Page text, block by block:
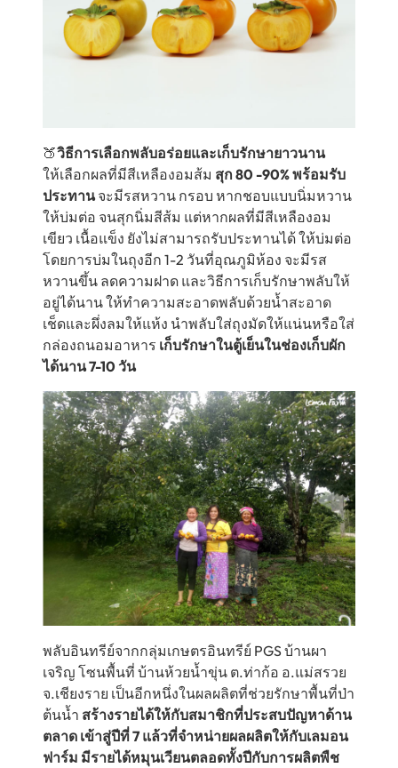
🍑วิธีการเลือกพลับอร่อยและเก็บรักษายาวนาน
ให้เลือกผลที่มีสีเหลืองอมส้ม สุก 80 -90% พร้อมรับ
ประทานจะมีรสหวาน กรอบ หากชอบแบบนิ่มหวาน
ให้บ่มต่อ จนสุกนิ่มสีส้ม แต่หากผลที่มีสีเหลืองอม
เขียว เนื้อแข็ง ยังไม่สามารถรับประทานได้ ให้บ่มต่อ
โดยการบ่มในถุงอีก 1-2 วันที่อุณภูมิห้อง จะมีรส
หวานขึ้น ลดความฝาด และวิธีการเก็บรักษาพลับให้
อยู่ได้นาน ให้ทำความสะอาดพลับด้วยน้ำสะอาด
เช็ดและผึ่งลมให้แห้ง นำพลับใส่ถุงมัดให้แน่นหรือใส่
กล่องถนอมอาหาร เก็บรักษาในตู้เย็นในช่องเก็บผัก
ได้นาน 7-10 วัน
พลับอินทรีย์จากกลุ่มเกษตรอินทรีย์ PGS บ้านผา
เจริญ โซนพื้นที่ บ้านห้วยน้ำขุ่น ต.ท่าก้อ อ.แม่สรวย
จ.เชียงราย เป็นอีกหนึ่งในผลผลิตที่ช่วยรักษาพื้นที่ป่า
ต้นน้ำ สร้างรายได้ให้กับสมาชิกที่ประสบปัญหาด้าน
ตลาด เข้าสู่ปีที่ 7 แล้วที่จำหน่ายผลผลิตให้กับเลมอน
ฟาร์ม มีรายได้หมุนเวียนตลอดทั้งปีกับการผลิตพืช